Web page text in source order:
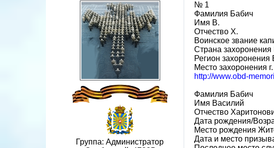
Группа: Администратор
№ 1
Фамилия Бабич
Имя В.
Отчество Х.
Воинское звание
Страна захоронения
Регион захоронения
Место захоронения
http://www.obd-
Фамилия Бабич
Имя Василий
Отчество
Дата рождения/
Место рождения
Дата и место